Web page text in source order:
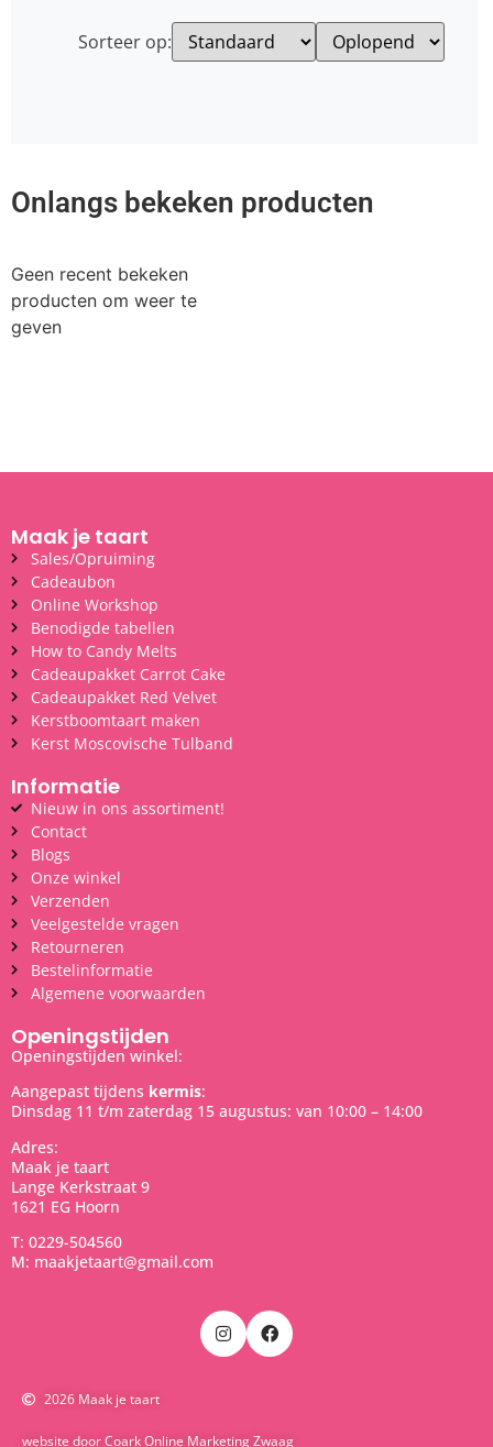
Sorteer op:
Onlangs bekeken producten
Geen recent bekeken
producten om weer te
geven
Maak je taart
Sales/Opruiming
Cadeaubon
Online Workshop
Benodigde tabellen
How to Candy Melts
Cadeaupakket Carrot Cake
Cadeaupakket Red Velvet
Kerstboomtaart maken
Kerst Moscovische Tulband
Informatie
Nieuw in ons assortiment!
Contact
Blogs
Onze winkel
Verzenden
Veelgestelde vragen
Retourneren
Bestelinformatie
Algemene voorwaarden
Openingstijden
Openingstijden winkel:
Aangepast tijdens kermis:
Dinsdag 11 t/m zaterdag 15 augustus: van 10:00 – 14:00
Adres:
Maak je taart
Lange Kerkstraat 9
1621 EG Hoorn
T: 0229-504560
M: maakjetaart@gmail.com
2026 Maak je taart
website door Coark Online Marketing Zwaag